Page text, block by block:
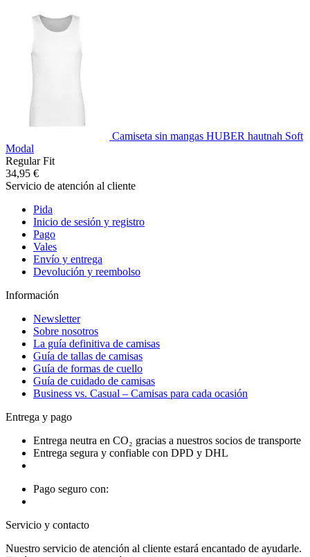
Camiseta sin mangas HUBER hautnah Soft
Modal
Regular Fit
34,95 €
Servicio de atención al cliente
Pida
Inicio de sesión y registro
Pago
Vales
Envío y entrega
Devolución y reembolso
Información
Newsletter
Sobre nosotros
La guía definitiva de camisas
Guía de tallas de camisas
Guía de formas de cuello
Guía de cuidado de camisas
Business vs. Casual – Camisas para cada ocasión
Entrega y pago
Entrega neutra en CO₂ gracias a nuestros socios de transporte
Entrega segura y confiable con DPD y DHL
Pago seguro con:
Servicio y contacto
Nuestro servicio de atención al cliente estará encantado de ayudarle.